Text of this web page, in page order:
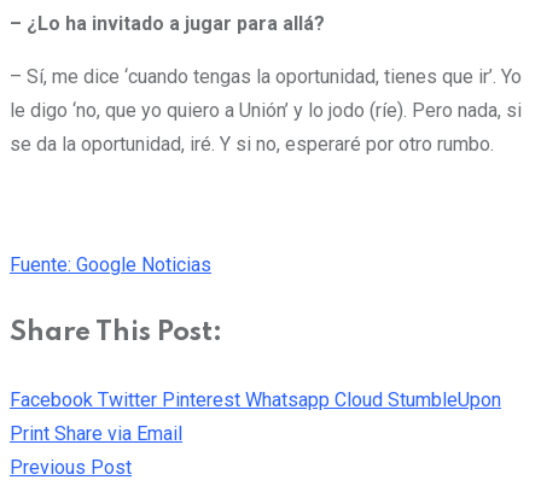
– ¿Lo ha invitado a jugar para allá?
– Sí, me dice ‘cuando tengas la oportunidad, tienes que ir’. Yo
le digo ‘no, que yo quiero a Unión’ y lo jodo (ríe). Pero nada, si
se da la oportunidad, iré. Y si no, esperaré por otro rumbo.
Fuente: Google Noticias
Share This Post:
Facebook Twitter Pinterest Whatsapp Cloud StumbleUpon
Print Share via Email
Previous Post